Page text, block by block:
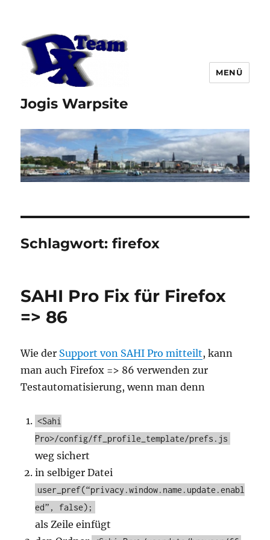
Jogis Warpsite
MENÜ
Schlagwort:firefox
SAHI Pro Fix für Firefox
=> 86
Wie der Support von SAHI Pro mitteilt, kann
man auch Firefox => 86 verwenden zur
Testautomatisierung, wenn man denn
<Sahi
Pro>/config/ff_profile_template/prefs.js
weg sichert
in selbiger Datei
user_pref(“privacy.window.name.update.enabl
ed”, false);
als Zeile einfügt